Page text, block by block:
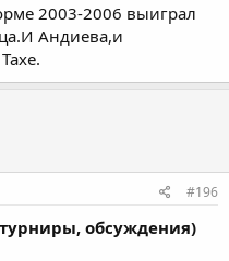
2003-2006 выиграл
Андиева,и
#196
обсуждения)